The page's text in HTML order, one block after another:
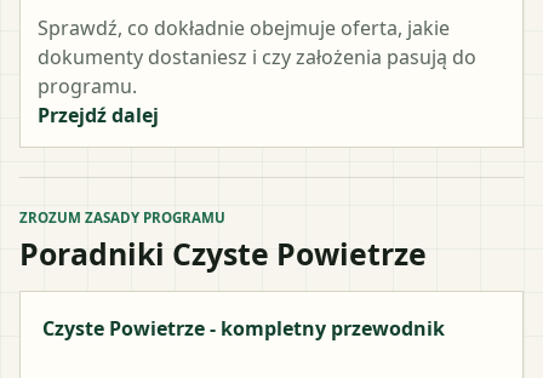
Sprawdź, co dokładnie obejmuje oferta, jakie
dokumenty dostaniesz i czy założenia pasują do
programu.
Przejdź dalej
ZROZUM ZASADY PROGRAMU
Poradniki Czyste Powietrze
Czyste Powietrze - kompletny przewodnik